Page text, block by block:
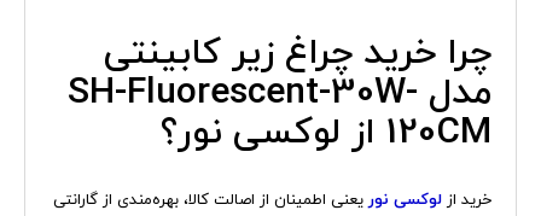
چرا خرید چراغ زیر کابینتی
مدل SH-Fluorescent-30W-
120CM از لوکسی نور؟
خرید از لوکسی نور یعنی اطمینان از اصالت کالا، بهره‌مندی از گارانتی